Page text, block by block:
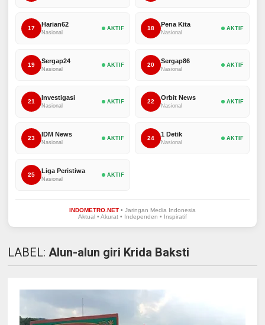
17
Harian62
Nasional
AKTIF 18
Pena Kita
Nasional
AKTIF
19
Sergap24
Nasional
AKTIF 20
Sergap86
Nasional
AKTIF
21
Investigasi
Nasional
AKTIF 22
Orbit News
Nasional
AKTIF
23
IDM News
Nasional
AKTIF 24
1 Detik
Nasional
AKTIF
25
Liga Peristiwa
Nasional
AKTIF
INDOMETRO.NET• Jaringan Media Indonesia
Aktual • Akurat • Independen • Inspiratif
LABEL: Alun-alun giri Krida Baksti